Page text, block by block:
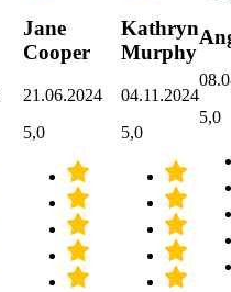
Jane
Cooper
21.06.2024
5,0
Kathryn
Murphy
04.11.2024
5,0
5,0